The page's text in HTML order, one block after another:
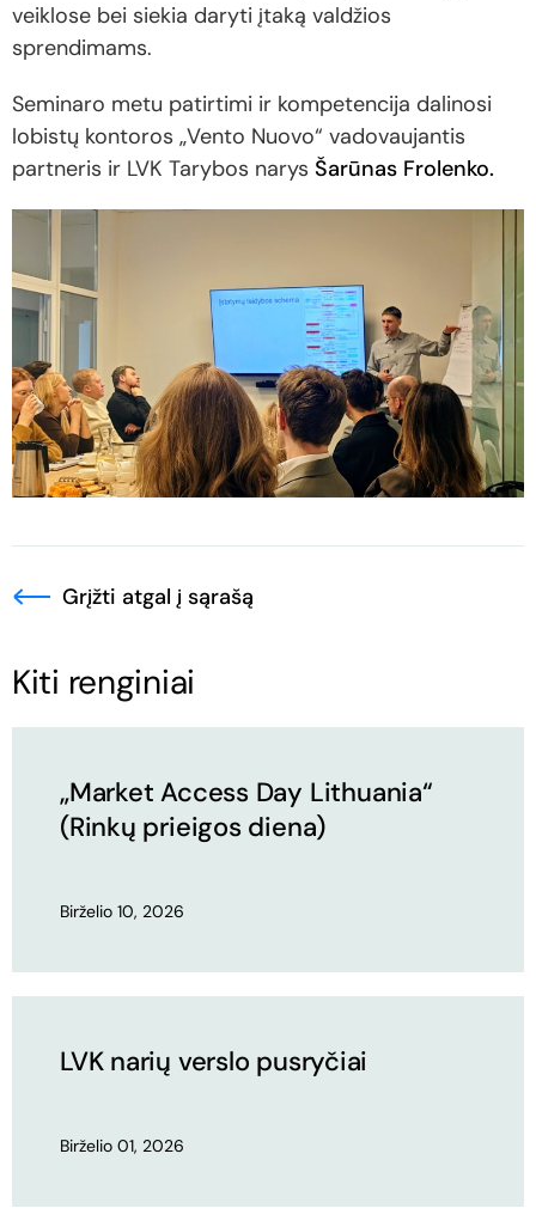
veiklose bei siekia daryti įtaką valdžios
sprendimams.
Seminaro metu patirtimi ir kompetencija dalinosi
lobistų kontoros „Vento Nuovo“ vadovaujantis
partneris ir LVK Tarybos narys Šarūnas Frolenko.
Grįžti atgal į sąrašą
Kiti renginiai
„Market Access Day Lithuania“
(Rinkų prieigos diena)
Birželio 10, 2026
LVK narių verslo pusryčiai
Birželio 01, 2026